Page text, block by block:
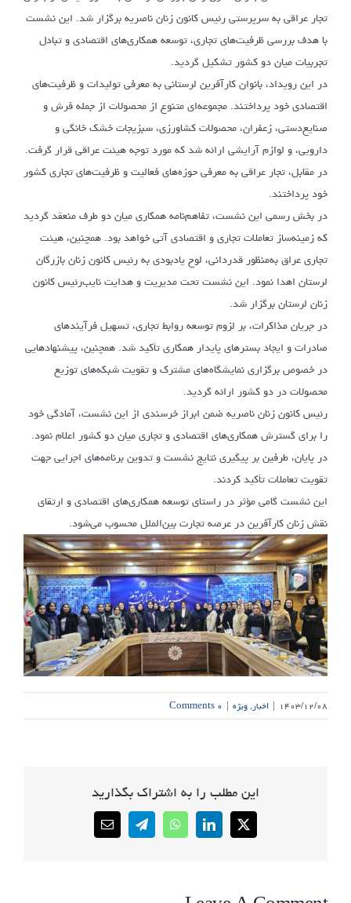
تجار عراقی به سرپرستی رئیس کانون زنان ناصریه برگزار شد. این نشست
با هدف بررسی ظرفیت‌های تجاری، توسعه همکاری‌های اقتصادی و تبادل
تجربیات میان دو کشور تشکیل گردید.
در این رویداد، بانوان کارآفرین لرستانی به معرفی تولیدات و ظرفیت‌های
اقتصادی خود پرداختند. مجموعه‌ای متنوع از محصولات از جمله فرش و
صنایع‌دستی، زعفران، محصولات کشاورزی، سبزیجات خشک خانگی و
دارویی، و لوازم آرایشی ارائه شد که مورد توجه هیئت عراقی قرار گرفت.
در مقابل، تجار عراقی به معرفی حوزه‌های فعالیت و ظرفیت‌های تجاری کشور
خود پرداختند.
در بخش رسمی این نشست، تفاهم‌نامه همکاری میان دو طرف منعقد گردید
که زمینه‌ساز تعاملات تجاری و اقتصادی آتی خواهد بود. همچنین، هیئت
تجاری عراق به‌منظور قدردانی، لوح یادبودی به رئیس کانون زنان بازرگان
لرستان اهدا نمود. این نشست تحت مدیریت و هدایت نایب‌رئیس کانون
زنان لرستان برگزار شد.
در جریان مذاکرات، بر لزوم توسعه روابط تجاری، تسهیل فرآیندهای
صادرات و ایجاد بسترهای پایدار همکاری تأکید شد. همچنین، پیشنهادهایی
در خصوص برگزاری نمایشگاه‌های مشترک و تقویت شبکه‌های توزیع
محصولات در دو کشور ارائه گردید.
رئیس کانون زنان ناصریه ضمن ابراز خرسندی از این نشست، آمادگی خود
را برای گسترش همکاری‌های اقتصادی و تجاری میان دو کشور اعلام نمود.
در پایان، طرفین بر پیگیری نتایج نشست و تدوین برنامه‌های اجرایی جهت
تقویت تعاملات تأکید کردند.
این نشست گامی مؤثر در راستای توسعه همکاری‌های اقتصادی و ارتقای
نقش زنان کارآفرین در عرصه تجارت بین‌الملل محسوب می‌شود.
۱۴۰۳/۱۲/۰۸ | اخبار,ویژه | ۰ Comments
این مطلب را به اشتراک بگذارید
X
LinkedIn
WhatsApp
Telegram
Email